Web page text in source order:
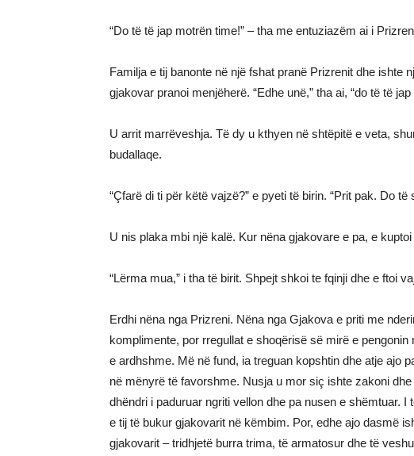
“Do të të jap motrën time!” – tha me entuziazëm ai i
Familja e tij banonte në një fshat pranë Prizrenit dhe ishte
gjakovar pranoi menjëherë. “Edhe unë,” tha ai, “do të të
U arrit marrëveshja. Të dy u kthyen në shtëpitë e veta,
budallaqe.
“Çfarë di ti për këtë vajzë?” e pyeti të birin. “Prit pak. Do të
U nis plaka mbi një kalë. Kur nëna gjakovare e pa, e
“Lërma mua,” i tha të birit. Shpejt shkoi te fqinji dhe e ftoi
Erdhi nëna nga Prizreni. Nëna nga Gjakova e priti me
komplimente, por rregullat e shoqërisë së mirë e
e ardhshme. Më në fund, ia treguan kopshtin dhe atje ajo
në mënyrë të favorshme. Nusja u mor siç ishte zakoni
dhëndri i paduruar ngriti vellon dhe pa nusen e shëmtuar. I
e tij të bukur gjakovarit në këmbim. Por, edhe ajo dasmë
gjakovarit – tridhjetë burra trima, të armatosur dhe të